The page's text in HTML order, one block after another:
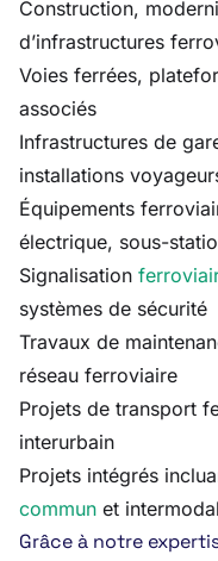
Construction,
d’infrastructures
Voies ferrées,
associés
Infrastructures de
installations
Équipements
électrique, sous-
Signalisation
systèmes de sécurité
Travaux de
réseau ferroviaire
Projets de transport
interurbain
Projets intégrés
commun et
Grâce à notre